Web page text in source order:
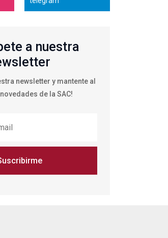
a nuestra
newsletter y mantente al
de la SAC!